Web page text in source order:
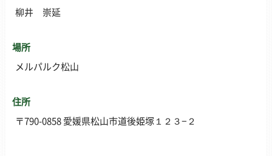
柳井 崇延
場所
メルパルク松山
住所
〒790-0858 愛媛県松山市道後姫塚１２３−２